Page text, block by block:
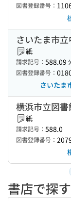
図書登録番号：
さいたま市
紙
請求記号： 588.09
図書登録番号：
さいたま
横浜市立図書
紙
請求記号： 588.0
図書登録番号：
書店で探す